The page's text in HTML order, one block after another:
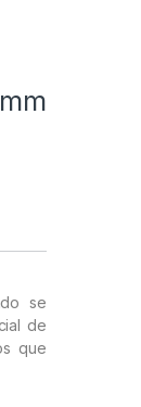
se
de
que